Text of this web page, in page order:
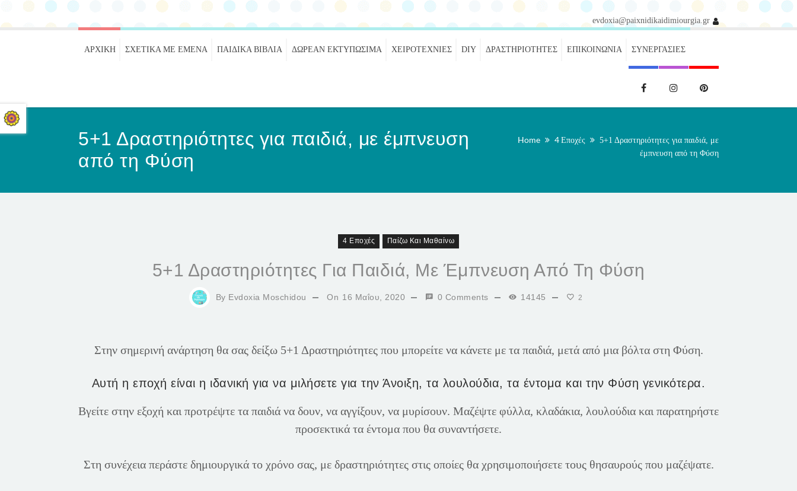
evdoxia@paixnidikaidimiourgia.gr
ΑΡΧΙΚΉ ΣΧΕΤΙΚΑ ΜΕ ΕΜΕΝΑ ΠΑΙΔΙΚΆ ΒΙΒΛΊΑ ΔΩΡΕΆΝ ΕΚΤΥΠΏΣΙΜΑ ΧΕΙΡΟΤΕΧΝΊΕΣ DIY ΔΡΑΣΤΗΡΙΌΤΗΤΕΣ ΕΠΙΚΟΙΝΩΝΊΑ ΣΥΝΕΡΓΑΣΊΕΣ
5+1 Δραστηριότητες για παιδιά, με έμπνευση
από τη Φύση
Home 4 Εποχές
5+1 Δραστηριότητες για παιδιά, με
έμπνευση από τη Φύση
4 Εποχές Παίζω Και Μαθαίνω
5+1 Δραστηριότητες Για Παιδιά, Με Έμπνευση Από Τη Φύση
By Evdoxia Moschidou On 16 Μαΐου, 2020 0 Comments 14145 2
Στην σημερινή ανάρτηση θα σας δείξω 5+1 Δραστηριότητες που μπορείτε να κάνετε με τα παιδιά, μετά από μια βόλτα στη Φύση.
Αυτή η εποχή είναι η ιδανική για να μιλήσετε για την Άνοιξη, τα λουλούδια, τα έντομα και την Φύση γενικότερα.
Βγείτε στην εξοχή και προτρέψτε τα παιδιά να δουν, να αγγίξουν, να μυρίσουν. Μαζέψτε φύλλα, κλαδάκια, λουλούδια και παρατηρήστε
προσεκτικά τα έντομα που θα συναντήσετε.
Στη συνέχεια περάστε δημιουργικά το χρόνο σας, με δραστηριότητες στις οποίες θα χρησιμοποιήσετε τους θησαυρούς που μαζέψατε.